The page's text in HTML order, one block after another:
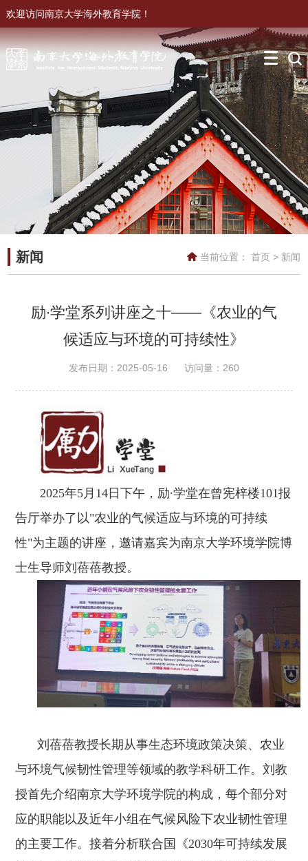
欢迎访问南京大学海外教育学院！
新闻 当前位置： 首页> 新闻
励∙学堂系列讲座之十——《农业的气
候适应与环境的可持续性》
发布日期：2025-05-16 访问量： 260
2025年5月14日下午，励∙学堂在曾宪梓楼101报
告厅举办了以"农业的气候适应与环境的可持续
性"为主题的讲座，邀请嘉宾为南京大学环境学院博
士生导师刘蓓蓓教授。
刘蓓蓓教授长期从事生态环境政策决策、农业
与环境气候韧性管理等领域的教学科研工作。刘教
授首先介绍南京大学环境学院的构成，每个部分对
应的职能以及近年小组在气候风险下农业韧性管理
的主要工作。接着分析联合国《2030年可持续发展